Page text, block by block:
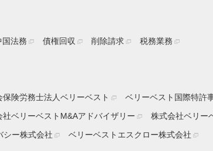
国法務 債権回収 削除請求 税務業務
保険労務士法人ベリーベスト
ベリーベスト国際特許
社ベリーベストM&Aアドバイザリー
株式会社ベリー
シー株式会社
ベリーベストエスクロー株式会社